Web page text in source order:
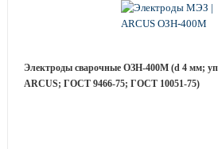
Электроды сварочные ОЗН-400М (d 4 мм;
ARCUS; ГОСТ 9466-75; ГОСТ 10051-75)